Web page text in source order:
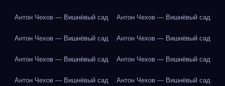
Антон Чехов — Вишнёвый сад Антон Чехов — Вишнёвый сад
Антон Чехов — Вишнёвый сад Антон Чехов — Вишнёвый сад
Антон Чехов — Вишнёвый сад Антон Чехов — Вишнёвый сад
Антон Чехов — Вишнёвый сад Антон Чехов — Вишнёвый сад